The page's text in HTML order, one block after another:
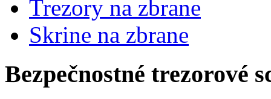
Trezory na zbrane
Skrine na zbrane
Bezpečnostné trezorové